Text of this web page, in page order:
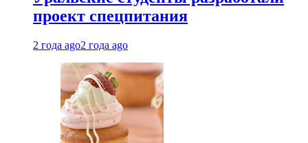
проект спецпитания
2 года ago2 года ago